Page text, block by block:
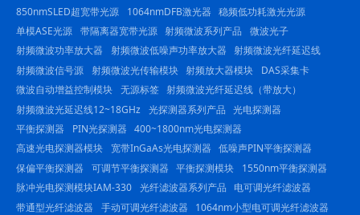
850nmSLED超宽带光源
1064nmDFB激光器 稳频低功耗激光光源
单模ASE光源 带隔离器宽带光源 射频微波系列产品
微波光子
射频微波功率放大器
射频微波低噪声功率放大器 射频微波光纤延迟线
射频微波信号源 射频微波光传输模块 射频放大器模块
DAS采集卡
微波自动增益控制模块 无源标签 射频微波光纤延迟线（带放大）
射频微波光延迟线12~18GHz 光探测器系列产品 光电探测器
平衡探测器
PIN光探测器 400~1800nm光电探测器
高速光电探测器模块
宽带InGaAs光电探测器 低噪声PIN平衡探测器
保偏平衡探测器
可调节平衡探测器 平衡探测模块
1550nm平衡探测器
脉冲光电探测模块IAM-330 光纤滤波器系列产品
电可调光纤滤波器
带通型光纤滤波器
手动可调光纤滤波器
1064nm小型电可调光纤滤波器